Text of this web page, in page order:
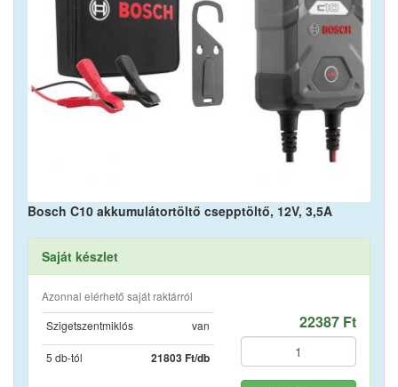
Bosch C10 akkumulátortöltő csepptöltő, 12V, 3,5A
Saját készlet
Azonnal elérhető saját raktárról
Szigetszentmiklós
van
5 db-tól 21803 Ft/db
22387 Ft